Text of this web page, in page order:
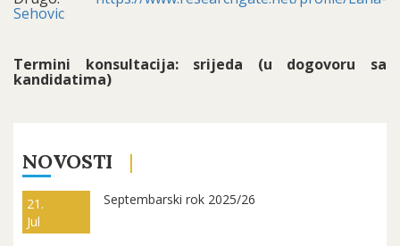
Sehovic
Termini konsultacija: srijeda (u dogovoru sa
kandidatima)
NOVOSTI
21.
Jul
Septembarski rok 2025/26